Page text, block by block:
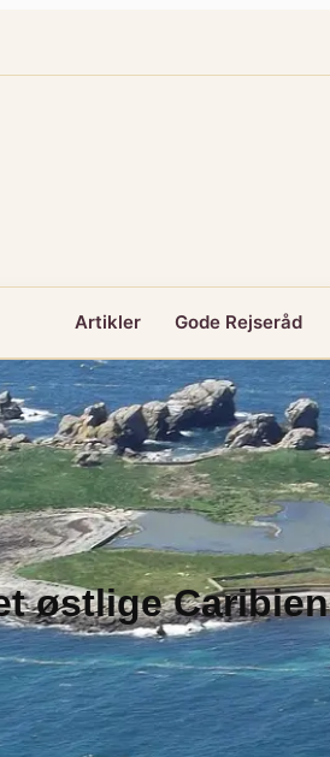
Artikler Gode Rejseråd
østlige Caribien